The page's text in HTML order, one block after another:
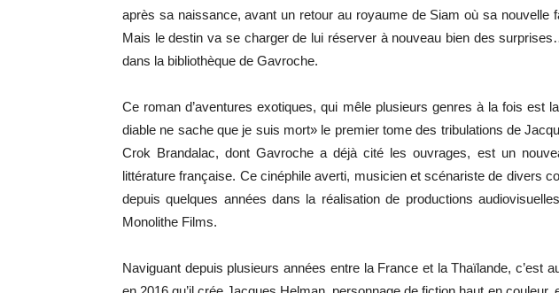
après sa naissance, avant un retour au royaume de Siam où sa nouvelle
Mais le destin va se charger de lui réserver à nouveau bien des
dans la bibliothèque de Gavroche.
Ce roman d’aventures exotiques, qui mêle plusieurs genres à la fois est
diable ne sache que je suis mort» le premier tome des tribulations de
Crok Brandalac, dont Gavroche a déjà cité les ouvrages, est un
littérature française. Ce cinéphile averti, musicien et scénariste de divers
depuis quelques années dans la réalisation de productions
Monolithe Films.
Naviguant depuis plusieurs années entre la France et la Thaïlande, c’est